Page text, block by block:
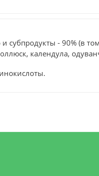
субпродукты - 90% (в
календула,